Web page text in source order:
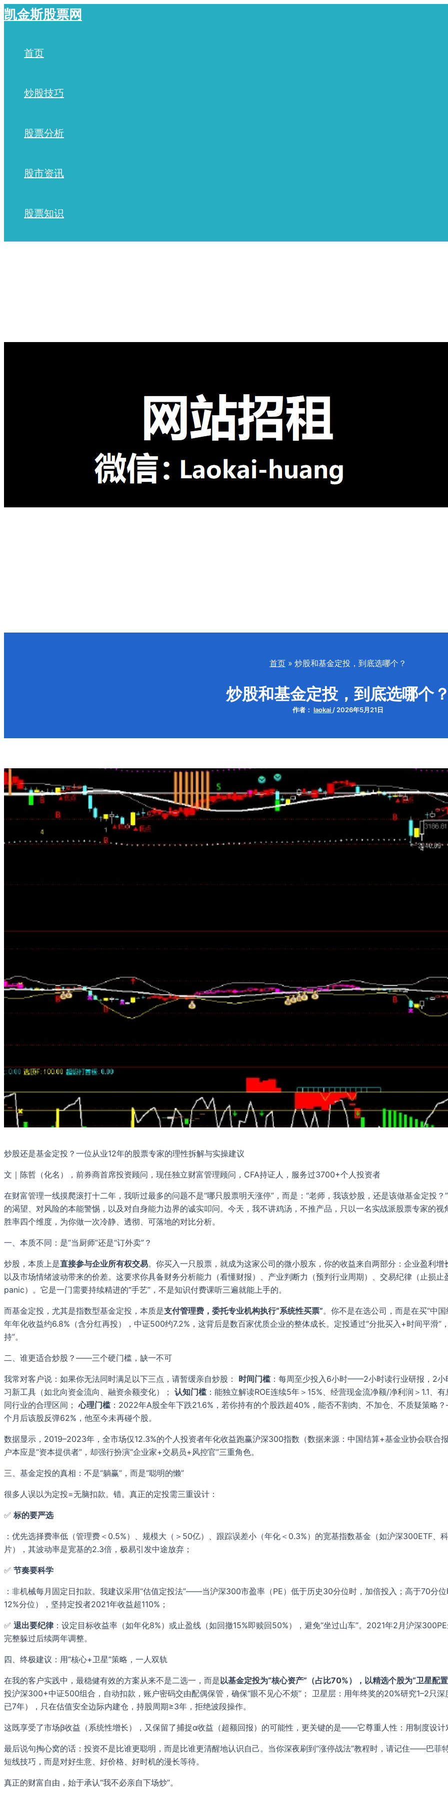
跳
至
凯金斯股票网
首页
炒股技巧
股票分析
股市资讯
股票知识
首页 炒股和基金定投，到底选哪个？
炒股和基金定投，到底选哪个
作者： laokai / 2026年5月21日
炒股还是基金定投？一位从业12年的股票专家的理性拆解与实操建议
文｜陈哲（化名），前券商首席投资顾问，现任独立财富管理顾问，CFA持证人，服务过3700+个人投资者
在财富管理一线摸爬滚打十二年，我听过最多的问题不是“哪只股票明天涨停”，而是：“老师，我该炒股，还是该做基金定投
的渴望、对风险的本能警惕，以及对自身能力边界的诚实叩问。今天，我不讲鸡汤，不推产品，只以一名实战派股票专家的
胜率四个维度，为你做一次冷静、透彻、可落地的对比分析。
一、本质不同：是“当厨师”还是“订外卖”？
炒股，本质上是直接参与企业所有权交易。你买入一只股票，就成为这家公司的微小股东，你的收益来自两部分：企业盈利
以及市场情绪波动带来的价差。这要求你具备财务分析能力（看懂财报）、产业判断力（预判行业周期）、交易纪律（止损
panic）。它是一门需要持续精进的“手艺”，不是知识付费课听三遍就能上手的。
而基金定投，尤其是指数型基金定投，本质是支付管理费，委托专业机构执行“系统性买票”。你不是在选公司，而是在买“中
年年化收益约6.8%（含分红再投），中证500约7.2%，这背后是数百家优质企业的整体成长。定投通过“分批买入+时间平滑”
持”。
二、谁更适合炒股？——三个硬门槛，缺一不可
我常对客户说：如果你无法同时满足以下三点，请暂缓亲自炒股： 时间门槛：每周至少投入6小时——2小时读行业研报，2小
习新工具（如北向资金流向、融资余额变化）； 认知门槛：能独立解读ROE连续5年＞15%、经营现金流净额/净利润＞1.1、
同行业的合理区间；心理门槛：2022年A股全年下跌21.6%，若你持有的个股跌超40%，能否不割肉、不加仓、不质疑策略
个月后该股反弹62%，他至今未再碰个股。
数据显示，2019–2023年，全市场仅12.3%的个人投资者年化收益跑赢沪深300指数（数据来源：中国结算+基金业协会联合
户本应是“资本提供者”，却强行扮演“企业家+交易员+风控官”三重角色。
三、基金定投的真相：不是“躺赢”，而是“聪明的懒”
很多人误以为定投=无脑扣款。错。真正的定投需三重设计：
✅ 标的要严选
：优先选择费率低（管理费＜0.5%）、规模大（＞50亿）、跟踪误差小（年化＜0.3%）的宽基指数基金（如沪深300ETF、
片），其波动率是宽基的2.3倍，极易引发中途放弃；
✅ 节奏要科学
：非机械每月固定日扣款。我建议采用“估值定投法”——当沪深300市盈率（PE）低于历史30分位时，加倍投入；高于70分
12%分位），坚持定投者2021年收益超110%；
✅ 退出要纪律：设定目标收益率（如年化8%）或止盈线（如回撤15%即赎回50%），避免“坐过山车”。2021年2月沪深
完整躲过后续两年调整。
四、终极建议：用“核心+卫星”策略，一人双轨
在我的客户实践中，最稳健有效的方案从来不是二选一，而是以基金定投为“核心资产”（占比70%），以精选个股为“卫星配
投沪深300+中证500组合，自动扣款，账户密码交由配偶保管，确保“眼不见心不烦”； 卫星层：用年终奖的20%研究1–2只
已7年），只在估值安全边际内建仓，持股周期≥3年，拒绝波段操作。
这既享受了市场β收益（系统性增长），又保留了捕捉α收益（超额回报）的可能性，更关键的是——它尊重人性：用制度设计
最后说句掏心窝的话：投资不是比谁更聪明，而是比谁更清醒地认识自己。当你深夜刷到“涨停战法”教程时，请记住——巴菲
短线技巧，而是对好生意、好价格、好时机的漫长等待。
真正的财富自由，始于承认“我不必亲自下场炒”。